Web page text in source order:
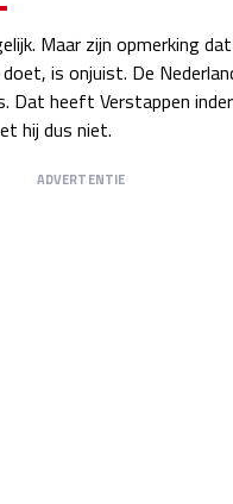
Maar zijn opmerking
is onjuist. De
Dat heeft Verstappen
hij dus niet.
ADVERTENTIE